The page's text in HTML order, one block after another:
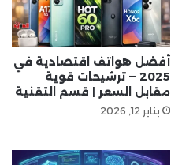
أفضل هواتف اقتصادية في
2025 — ترشيحات قوية
مقابل السعر | قسم التقنية
يناير 12, 2026